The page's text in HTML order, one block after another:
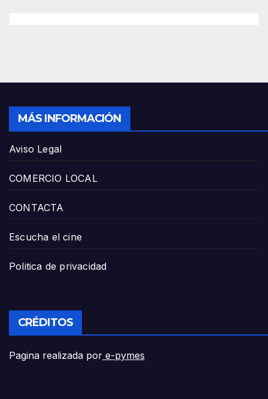
MÁS INFORMACIÓN
Aviso Legal
COMERCIO LOCAL
CONTACTA
Escucha el cine
Politica de privacidad
CRÉDITOS
Pagina realizada por e-pymes